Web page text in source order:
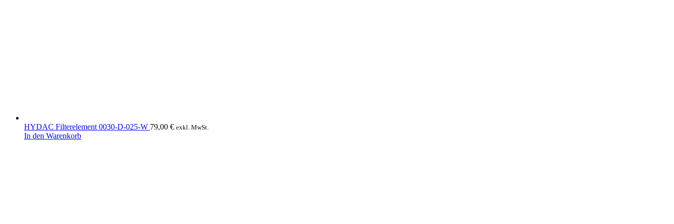
HYDAC Filterelement 0030-D-025-W 79,00 € exkl. MwSt.
In den Warenkorb